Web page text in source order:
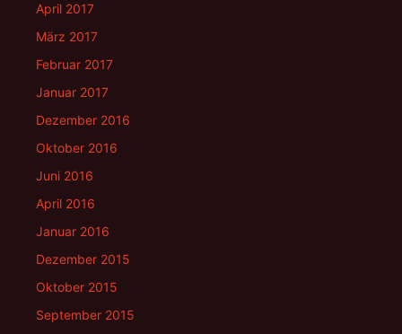
April 2017
März 2017
Februar 2017
Januar 2017
Dezember 2016
Oktober 2016
Juni 2016
April 2016
Januar 2016
Dezember 2015
Oktober 2015
September 2015